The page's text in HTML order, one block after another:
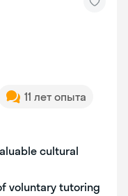
11 лет опыта
cultural
voluntary tutoring